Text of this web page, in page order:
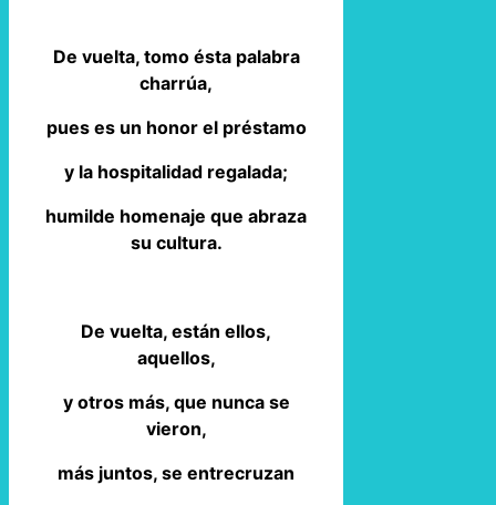
De vuelta, tomo ésta palabra
charrúa,
pues es un honor el préstamo
y la hospitalidad regalada;
humilde homenaje que abraza
su cultura.
De vuelta, están ellos,
aquellos,
y otros más, que nunca se
vieron,
más juntos, se entrecruzan